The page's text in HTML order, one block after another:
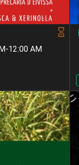
12:00 AM